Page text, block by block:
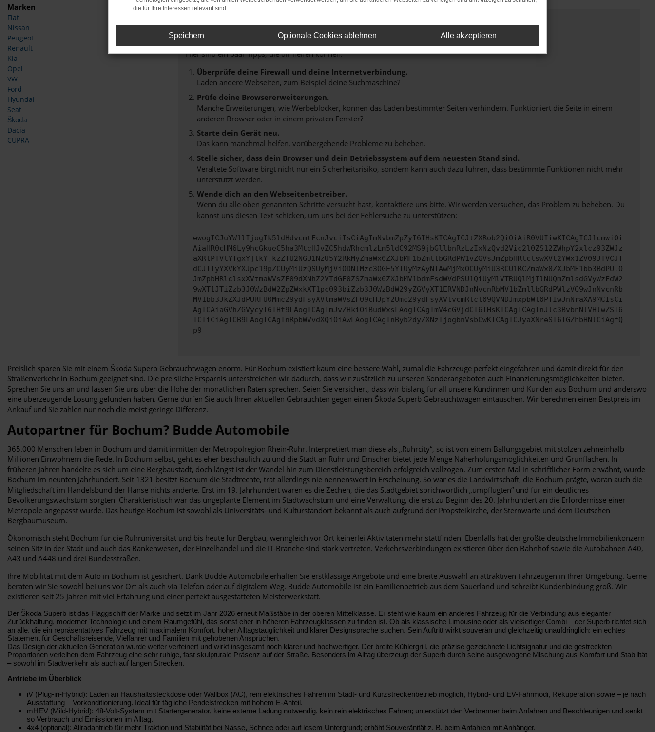
Marken
Fiat
Nissan
Peugeot
Renault
Kia
Opel
VW
Ford
Hyundai
Seat
Škoda
Dacia
CUPRA
Fehler: Network Error
Hier sind ein paar Tipps, die dir helfen können:
Überprüfe deine Firewall und deine Internetverbindung.
Laden andere Webseiten, zum Beispiel deine Suchmaschine?
Prüfe deine Browsererweiterungen.
Manche Erweiterungen, wie Werbeblocker, können das Laden bestimmter Seiten verhindern. Funktioniert die Seite in einem
anderen Browser oder in einem privaten Fenster?
Starte dein Gerät neu.
Das kann manchmal helfen, vorübergehende Probleme zu beheben.
Stelle sicher, dass dein Browser und dein Betriebssystem auf dem neuesten Stand sind.
Veraltete Software birgt nicht nur ein Sicherheitsrisiko, sondern kann auch dazu führen, dass bestimmte Funktionen nicht mehr
unterstützt werden.
Wende dich an den Webseitenbetreiber.
Wenn du alle oben genannten Schritte versucht hast, kontaktiere uns bitte. Wir werden versuchen, das Problem zu beheben. Du
kannst uns diesen Text schicken, um uns bei der Fehlersuche zu unterstützen:
ewogICJuYW1lIjogIk5ldHdvcmtFcnJvciIsCiAgImNvbmZpZyI6IHsKICAgICJtZXRob2QiOiAiR0VUIiwKICAgICJ1cmwiOi
AiaHR0cHM6Ly9hcGkueC5ha3MtcHJvZC5hdWRhcmlzLm5ldC92MS9jbGllbnRzLzIxNzQvd2Vic2l0ZS12ZWhpY2xlcz93ZWJz
aXRlPTVlYTgxYjlkYjkzZTU2NGU1NzU5Y2RkMyZmaWx0ZXJbMF1bZmllbGRdPW1vZGVsJmZpbHRlclswXVt2YWx1ZV09JTVCJT
dCJTIyYXVkYXJpc19pZCUyMiUzQSUyMjViODNlMzc3OGE5YTUyMzAyNTAwMjMxOCUyMiU3RCU1RCZmaWx0ZXJbMF1bb3BdPUlO
JmZpbHRlclsxXVtmaWVsZF09dXNhZ2VTdGF0ZSZmaWx0ZXJbMV1bdmFsdWVdPSU1QiUyMlVTRUQlMjIlNUQmZmlsdGVyWzFdW2
9wXT1JTiZzb3J0WzBdW2ZpZWxkXT1pc093biZzb3J0WzBdW29yZGVyXT1ERVNDJnNvcnRbMV1bZmllbGRdPWlzVG9wJnNvcnRb
MV1bb3JkZXJdPURFU0Mmc29ydFsyXVtmaWVsZF09cHJpY2Umc29ydFsyXVtvcmRlcl09QVNDJmxpbWl0PTIwJnNraXA9MCIsCi
AgICAiaGVhZGVycyI6IHt9LAogICAgImJvZHkiOiBudWxsLAogICAgImV4cGVjdCI6IHsKICAgICAgInJlc3BvbnNlVHlwZSI6
ICIiCiAgICB9LAogICAgInRpbWVvdXQiOiAwLAogICAgInByb2dyZXNzIjogbnVsbCwKICAgICJyaXNreSI6IGZhbHNlCiAgfQ
p9
Preislich sparen Sie mit einem Škoda Superb Gebrauchtwagen enorm. Für Bochum existiert kaum eine bessere Wahl, zumal die Fahrzeuge perfekt eingefahren und damit direkt für den
Straßenverkehr in Bochum geeignet sind. Die preisliche Ersparnis unterstreichen wir dadurch, dass wir zusätzlich zu unseren Sonderangeboten auch Finanzierungsmöglichkeiten bieten.
Sprechen Sie uns an und lassen Sie uns über die Höhe der monatlichen Raten sprechen. Seien Sie versichert, dass wir bislang für all unsere Kundinnen und Kunden aus Bochum und anderswo
eine überzeugende Lösung gefunden haben. Gerne dürfen Sie auch Ihren aktuellen Gebrauchten gegen einen Škoda Superb Gebrauchtwagen eintauschen. Wir berechnen einen Bestpreis im
Ankauf und Sie zahlen nur noch die meist geringe Differenz.
Autopartner für Bochum? Budde Automobile
365.000 Menschen leben in Bochum und damit inmitten der Metropolregion Rhein-Ruhr. Interpretiert man diese als „Ruhrcity“, so ist von einem Ballungsgebiet mit stolzen zehneinhalb
Millionen Einwohnern die Rede. In Bochum selbst, geht es eher beschaulich zu und die Stadt an Ruhr und Emscher bietet jede Menge Naherholungsmöglichkeiten und Grünflächen. In
früheren Jahren handelte es sich um eine Bergbaustadt, doch längst ist der Wandel hin zum Dienstleistungsbereich erfolgreich vollzogen. Zum ersten Mal in schriftlicher Form erwähnt, wurde
Bochum im neunten Jahrhundert. Seit 1321 besitzt Bochum die Stadtrechte, trat allerdings nie nennenswert in Erscheinung. So war es die Landwirtschaft, die Bochum prägte, woran auch die
Mitgliedschaft im Handelsbund der Hanse nichts änderte. Erst im 19. Jahrhundert waren es die Zechen, die das Stadtgebiet sprichwörtlich „umpflügten“ und für ein deutliches
Bevölkerungswachstum sorgten. Charakteristisch war das ungeplante Element im Stadtwachstum und eine Verwaltung, die erst zu Beginn des 20. Jahrhundert an die Erfordernisse einer
Metropole angepasst wurde. Das heutige Bochum ist sowohl als Universitäts- und Kulturstandort bekannt als auch aufgrund der Propsteikirche, der Sternwarte und dem Deutschen
Bergbaumuseum.
Ökonomisch steht Bochum für die Ruhruniversität und bis heute für Bergbau, wenngleich vor Ort keinerlei Aktivitäten mehr stattfinden. Ebenfalls hat der größte deutsche Immobilienkonzern
seinen Sitz in der Stadt und auch das Bankenwesen, der Einzelhandel und die IT-Branche sind stark vertreten. Verkehrsverbindungen existieren über den Bahnhof sowie die Autobahnen A40,
A43 und A448 und drei Bundesstraßen.
Ihre Mobilität mit dem Auto in Bochum ist gesichert. Dank Budde Automobile erhalten Sie erstklassige Angebote und eine breite Auswahl an attraktiven Fahrzeugen in Ihrer Umgebung. Gerne
beraten wir Sie sowohl bei uns vor Ort als auch via Telefon oder auf digitalem Weg. Budde Automobile ist ein Familienbetrieb aus dem Sauerland und schreibt Kundenbindung groß. Wir
existieren seit 25 Jahren mit viel Erfahrung und einer perfekt ausgestatteten Meisterwerkstatt.
Der Škoda Superb ist das Flaggschiff der Marke und setzt im Jahr 2026 erneut Maßstäbe in der oberen Mittelklasse. Er steht wie kaum ein anderes Fahrzeug für die Verbindung aus eleganter
Zurückhaltung, moderner Technologie und einem Raumgefühl, das sonst eher in höheren Fahrzeugklassen zu finden ist. Ob als klassische Limousine oder als vielseitiger Combi – der Superb richtet sich
an alle, die ein repräsentatives Fahrzeug mit maximalem Komfort, hoher Alltagstauglichkeit und klarer Designsprache suchen. Sein Auftritt wirkt souverän und gleichzeitig unaufdringlich: ein echtes
Statement für Geschäftsreisende, Vielfahrer und Familien mit gehobenen Ansprüchen.
Das Design der aktuellen Generation wurde weiter verfeinert und wirkt insgesamt noch klarer und hochwertiger. Der breite Kühlergrill, die präzise gezeichnete Lichtsignatur und die gestreckten
Proportionen verleihen dem Fahrzeug eine sehr ruhige, fast skulpturale Präsenz auf der Straße. Besonders im Alltag überzeugt der Superb durch seine ausgewogene Mischung aus Komfort und Stabilität
– sowohl im Stadtverkehr als auch auf langen Strecken.
Antriebe im Überblick
iV (Plug-in-Hybrid): Laden an Haushaltssteckdose oder Wallbox (AC), rein elektrisches Fahren im Stadt- und Kurzstreckenbetrieb möglich, Hybrid- und EV-Fahrmodi, Rekuperation sowie – je nach
Ausstattung – Vorkonditionierung. Ideal für tägliche Pendelstrecken mit hohem E-Anteil.
mHEV (Mild-Hybrid): 48-Volt-System mit Startergenerator, keine externe Ladung notwendig, kein rein elektrisches Fahren; unterstützt den Verbrenner beim Anfahren und Beschleunigen und senkt
so Verbrauch und Emissionen im Alltag.
4x4 (optional): Allradantrieb für mehr Traktion und Stabilität bei Nässe, Schnee oder auf losem Untergrund; erhöht Souveränität z. B. beim Anfahren mit Anhänger.
die für Ihre Interessen relevant sind.
Speichern Optionale Cookies ablehnen Alle akzeptieren